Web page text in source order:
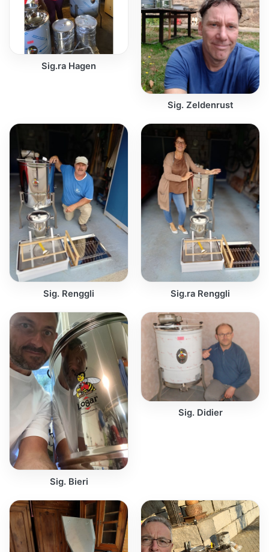
Sig.ra Hagen
Sig. Zeldenrust
Sig. Renggli Sig.ra Renggli
Sig. Bieri
Sig. Didier